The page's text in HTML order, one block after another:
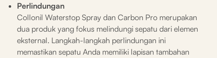
Perlindungan
Collonil Waterstop Spray dan Carbon Pro merupakan
dua produk yang fokus melindungi sepatu dari elemen
eksternal. Langkah-langkah perlindungan ini
memastikan sepatu Anda memiliki lapisan tambahan